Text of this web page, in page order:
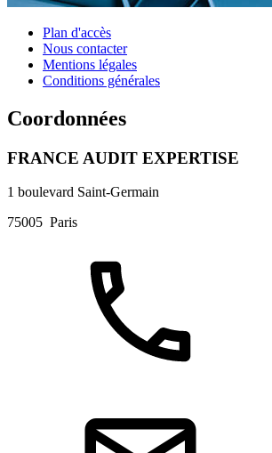
Plan d'accès
Nous contacter
Mentions légales
Conditions générales
Coordonnées
FRANCE AUDIT EXPERTISE
1 boulevard Saint-Germain
75005 Paris